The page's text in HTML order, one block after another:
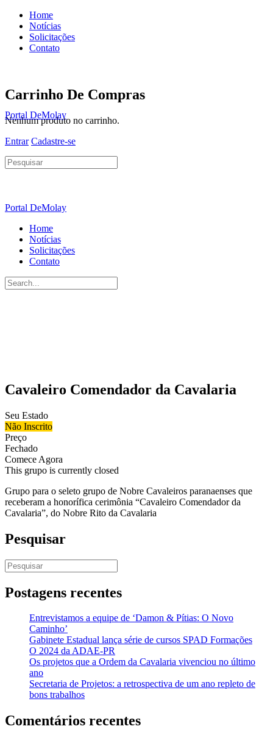
Home
Notícias
Solicitações
Contato
Carrinho De Compras
Nenhum produto no carrinho.
Entrar Cadastre-se
Portal DeMolay
Pesquisar
por:
Portal DeMolay
Home
Notícias
Solicitações
Contato
Pesquisar
por:
Cavaleiro Comendador da Cavalaria
Seu Estado
Não Inscrito
Preço
Fechado
Comece Agora
This grupo is currently closed
Grupo para o seleto grupo de Nobre Cavaleiros paranaenses que
receberam a honorífica cerimônia “Cavaleiro Comendador da
Cavalaria”, do Nobre Rito da Cavalaria
Pesquisar
Pesquisar
por:
Postagens recentes
Entrevistamos a equipe de ‘Damon & Pítias: O Novo
Caminho’
Gabinete Estadual lança série de cursos SPAD Formações
O 2024 da ADAE-PR
Os projetos que a Ordem da Cavalaria vivenciou no último
ano
Secretaria de Projetos: a retrospectiva de um ano repleto de
bons trabalhos
Comentários recentes